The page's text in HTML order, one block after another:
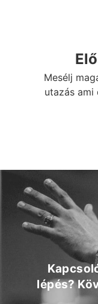
Mesélj
utazás ami
lépés?